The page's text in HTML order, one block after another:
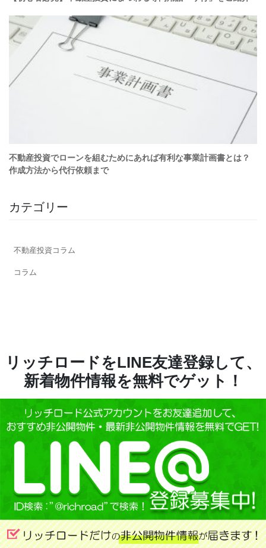
カテゴリー
不動産投資コラム
コラム
リッチロードをLINE友達登録して、
新着物件情報を無料でゲット！